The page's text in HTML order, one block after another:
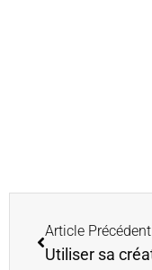
Article Précédent